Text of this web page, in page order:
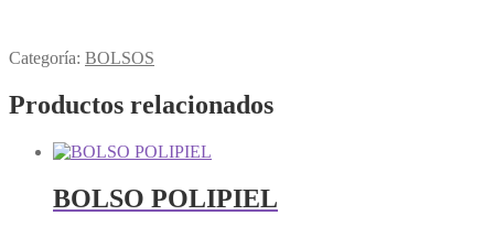
Categoría: BOLSOS
Productos relacionados
BOLSO POLIPIEL